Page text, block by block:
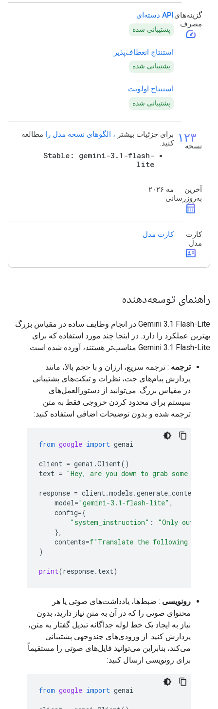
گزینه‌های
مصرف
speed
API دسته‌ای
پشتیبانی شده
استنتاج انعطاف‌پذیر
پشتیبانی شده
استنتاج اولویت
پشتیبانی شده
۱۲۳
نسخه
برای جزئیات بیشتر ، الگوهای نسخه مدل را مطالعه
کنید.
Stable: gemini-3.1-flash-
lite
آخرین
به‌روزرسانی
calendar_month
مه ۲۰۲۶
کارت
مدل
id_card
کارت مدل
راهنمای توسعه‌دهنده
Gemini 3.1 Flash-Lite در انجام وظایف ساده در مقیاس بزرگ
بهترین عملکرد را دارد. در اینجا چند مورد استفاده که برای
Gemini 3.1 Flash-Lite مناسب‌تر هستند، آورده شده است:
ترجمه : ترجمه سریع، ارزان و با حجم بالا، مانند
پردازش پیام‌های چت، نظرات و تیکت‌های پشتیبانی
در مقیاس بزرگ. می‌توانید از دستورالعمل‌های
سیستم برای محدود کردن خروجی فقط به متن
ترجمه شده و بدون توضیحات اضافی استفاده کنید:
from google import genai
client = genai .Client()
text = "Hey, are you down to grab some
response = client.models .generate_content
model="gemini-3.1-flash-lite" ,
config={
"system_instruction" :
"Only output
},
contents=f"Translate the following text
)
print(response. text)
رونویسی : ضبط‌ها، یادداشت‌های صوتی یا هر
محتوای صوتی را که در آن به متن نیاز دارید، بدون
نیاز به ایجاد یک خط لوله جداگانه تبدیل گفتار به متن،
پردازش کنید. از ورودی‌های چندوجهی پشتیبانی
می‌کند، بنابراین می‌توانید فایل‌های صوتی را مستقیماً
برای رونویسی ارسال کنید:
from google import genai